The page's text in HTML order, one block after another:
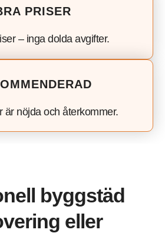
PRISER
– inga dolda avgifter.
är nöjda och återkommer.
byggstäd
eller